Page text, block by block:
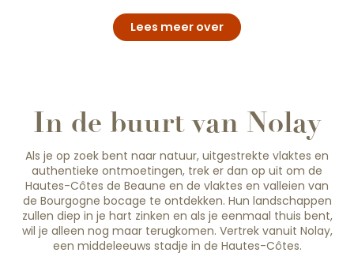
Lees meer over
In de buurt van Nolay
Als je op zoek bent naar natuur, uitgestrekte vlaktes en
authentieke ontmoetingen, trek er dan op uit om de
Hautes-Côtes de Beaune en de vlaktes en valleien van
de Bourgogne bocage te ontdekken. Hun landschappen
zullen diep in je hart zinken en als je eenmaal thuis bent,
wil je alleen nog maar terugkomen. Vertrek vanuit Nolay,
een middeleeuws stadje in de Hautes-Côtes.